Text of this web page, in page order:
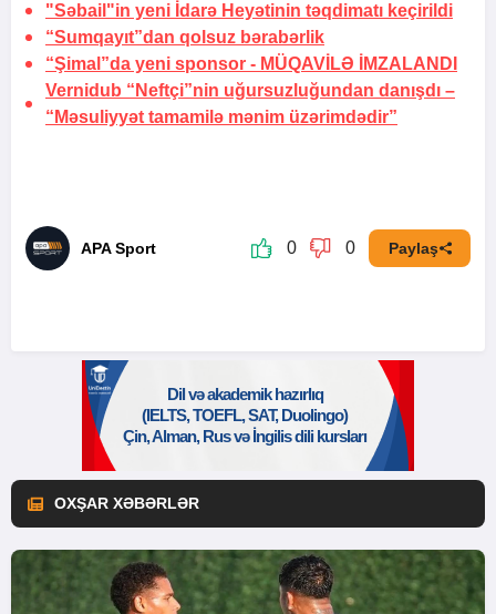
"Səbail"in yeni İdarə Heyətinin təqdimatı keçirildi
“Sumqayıt”dan qolsuz bərabərlik
“Şimal”da yeni sponsor - MÜQAVİLƏ İMZALANDI
Vernidub “Neftçi”nin uğursuzluğundan danışdı –
“Məsuliyyət tamamilə mənim üzərimdədir”
APA Sport 0 0 Paylaş
OXŞAR XƏBƏRLƏR